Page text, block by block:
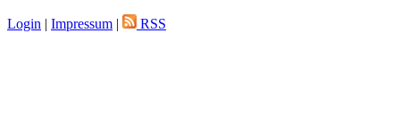
Login | Impressum | RSS